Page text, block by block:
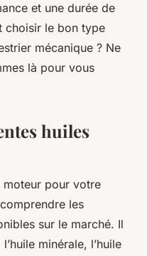
et une durée de
choisir le bon type
mécanique ? Ne
là pour vous
huiles
moteur pour votre
les
sur le marché. Il
minérale, l’huile